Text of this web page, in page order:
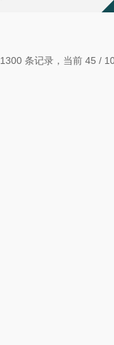
条记录，当前 45 /